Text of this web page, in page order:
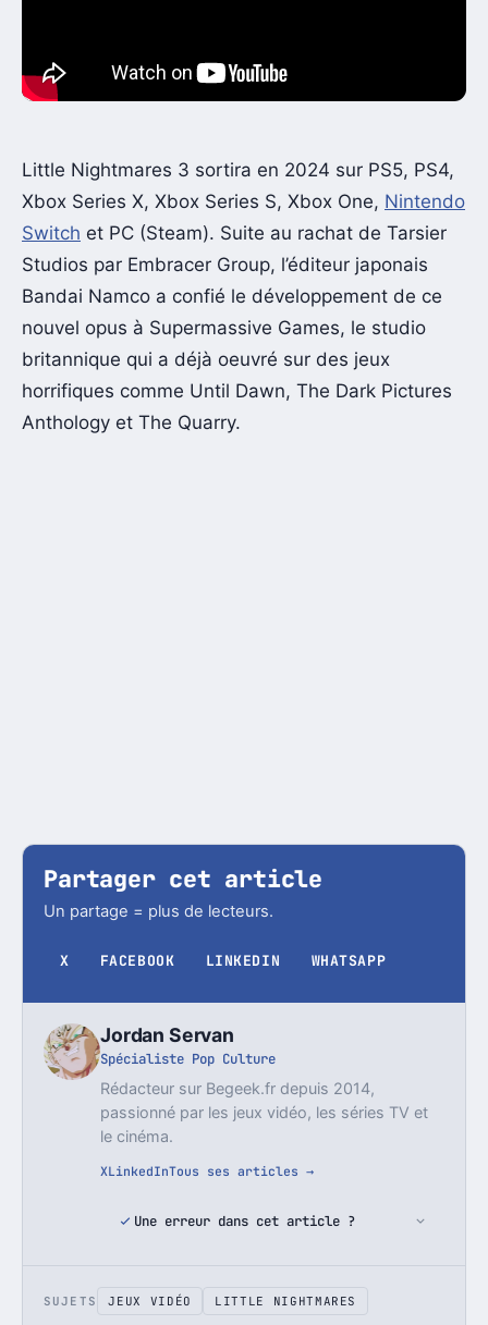
Little Nightmares 3 sortira en 2024 sur PS5, PS4,
Xbox Series X, Xbox Series S, Xbox One, Nintendo
Switch et PC (Steam). Suite au rachat de Tarsier
Studios par Embracer Group, l’éditeur japonais
Bandai Namco a confié le développement de ce
nouvel opus à Supermassive Games, le studio
britannique qui a déjà oeuvré sur des jeux
horrifiques comme Until Dawn, The Dark Pictures
Anthology et The Quarry.
Partager cet article
Un partage = plus de lecteurs.
X FACEBOOK LINKEDIN WHATSAPP
Jordan Servan
Spécialiste Pop Culture
Rédacteur sur Begeek.fr depuis 2014,
passionné par les jeux vidéo, les séries TV et
le cinéma.
XLinkedInTous ses articles →
Une erreur dans cet article ?
SUJETS JEUX VIDÉO LITTLE NIGHTMARES